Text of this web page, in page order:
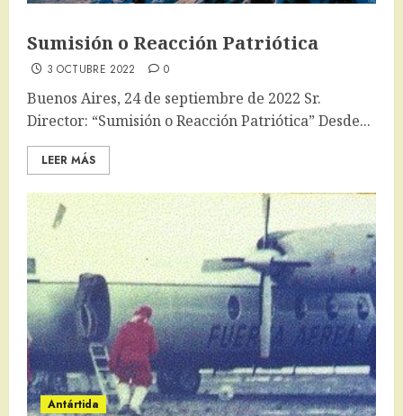
Sumisión o Reacción Patriótica
3 OCTUBRE 2022 0
Buenos Aires, 24 de septiembre de 2022 Sr.
Director: “Sumisión o Reacción Patriótica” Desde...
LEER MÁS
Antártida